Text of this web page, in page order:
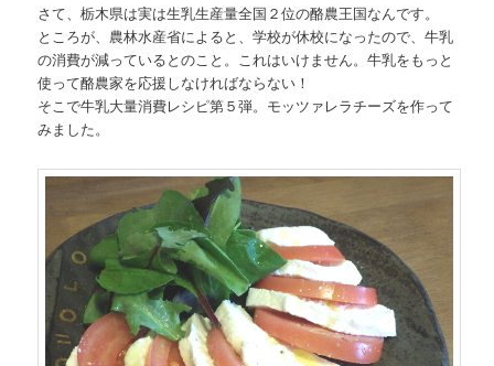
さて、栃木県は実は生乳生産量全国２位の酪農王国なんです。
ところが、農林水産省によると、学校が休校になったので、牛乳
の消費が減っているとのこと。これはいけません。牛乳をもっと
使って酪農家を応援しなければならない！
そこで牛乳大量消費レシピ第５弾。モッツァレラチーズを作って
みました。